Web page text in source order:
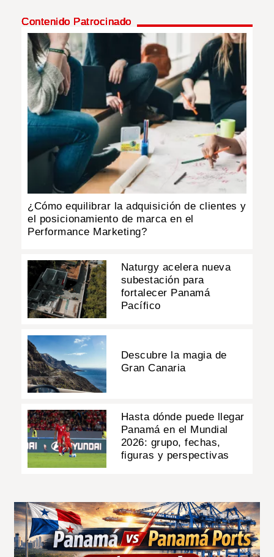
Contenido Patrocinado
¿Cómo equilibrar la adquisición de clientes y
el posicionamiento de marca en el
Performance Marketing?
Naturgy acelera nueva
subestación para
fortalecer Panamá
Pacífico
Descubre la magia de
Gran Canaria
Hasta dónde puede llegar
Panamá en el Mundial
2026: grupo, fechas,
figuras y perspectivas